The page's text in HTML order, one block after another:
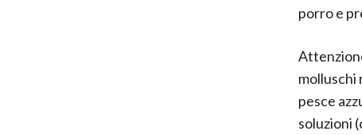
porro e
molluschi
pesce
soluzioni